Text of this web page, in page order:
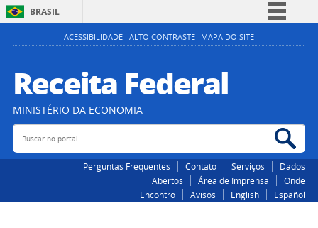
BRASIL
Simplifique!
Participe
Legislação
ACESSIBILIDADE ALTO CONTRASTE MAPA DO SITE
Receita Federal
MINISTÉRIO DA ECONOMIA
Buscar no portal
Perguntas Frequentes Contato Serviços
Dados
Abertos
Área de Imprensa
Onde
Encontro
Avisos English Español